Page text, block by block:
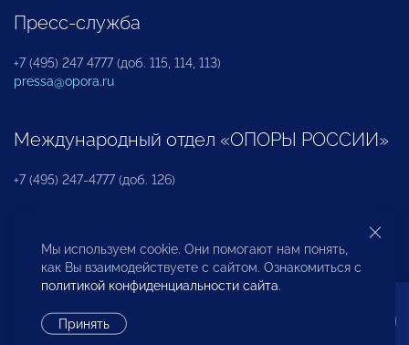
Пресс-служба
+7 (495) 247 4777 (доб. 115, 114, 113)
pressa@opora.ru
Международный отдел «ОПОРЫ РОССИИ»
+7 (495) 247-4777 (доб. 126)
Бюро по защите прав предпринимателей и
инвесторов
Мы используем cookie. Они помогают нам понять,
как Вы взаимодействуете с сайтом. Ознакомиться с
политикой конфиденциальности сайта.
Принять